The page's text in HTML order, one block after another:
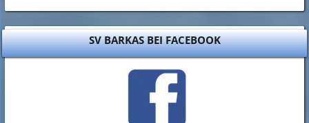
SV BARKAS BEI FACEBOOK